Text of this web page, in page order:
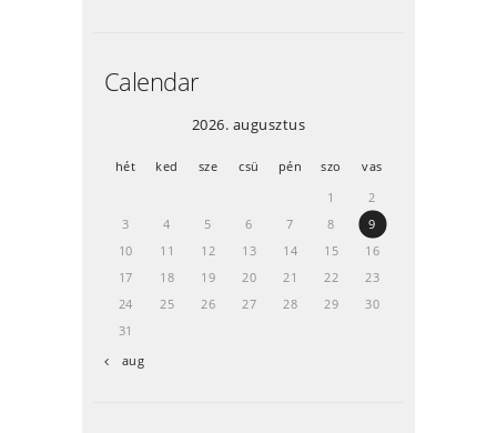
Calendar
2026. augusztus
hét ked sze csü pén szo
vas
1
2
3
4 5 6 7 8
9
10
11 12 13 14 15
16
17
18 19 20 21 22
23
24
25 26 27 28 29
30
31
« aug